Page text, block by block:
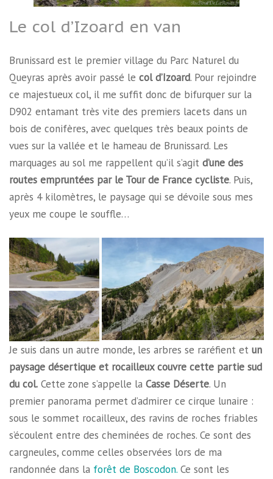
Le col d’Izoard en van
Brunissard est le premier village du Parc Naturel du
Queyras après avoir passé le col d’Izoard. Pour rejoindre
ce majestueux col, il me suffit donc de bifurquer sur la
D902 entamant très vite des premiers lacets dans un
bois de conifères, avec quelques très beaux points de
vues sur la vallée et le hameau de Brunissard. Les
marquages au sol me rappellent qu’il s’agit d’une des
routes empruntées par le Tour de France cycliste. Puis,
après 4 kilomètres, le paysage qui se dévoile sous mes
yeux me coupe le souffle…
Je suis dans un autre monde, les arbres se raréfient et un
paysage désertique et rocailleux couvre cette partie sud
du col. Cette zone s’appelle la Casse Déserte. Un
premier panorama permet d’admirer ce cirque lunaire :
sous le sommet rocailleux, des ravins de roches friables
s’écoulent entre des cheminées de roches. Ce sont des
cargneules, comme celles observées lors de ma
randonnée dans la forêt de Boscodon. Ce sont les